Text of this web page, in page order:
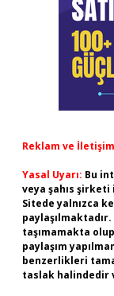
Reklam ve
Yasal Uyarı: Bu
veya şahıs
Sitede yalnızca
taşımamakta
paylaşım
benzerlikleri
taslak halindedir